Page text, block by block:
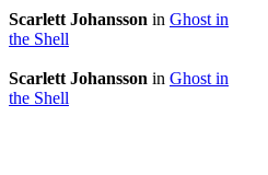
Scarlett Johansson in Ghost in
the Shell
Scarlett Johansson in Ghost in
the Shell